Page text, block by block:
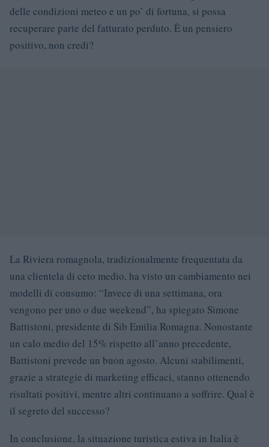
delle condizioni meteo e un po’ di fortuna, si possa
recuperare parte del fatturato perduto. È un pensiero
positivo, non credi?
La Riviera romagnola, tradizionalmente frequentata da
una clientela di ceto medio, ha visto un cambiamento nei
modelli di consumo: “Invece di una settimana, ora
vengono per uno o due weekend”, ha spiegato Simone
Battistoni, presidente di Sib Emilia Romagna. Nonostante
un calo medio del 15% rispetto all’anno precedente,
Battistoni prevede un buon agosto. Alcuni stabilimenti,
grazie a strategie di marketing efficaci, stanno ottenendo
risultati positivi, mentre altri continuano a soffrire. Qual è
il segreto del successo?
In conclusione, la situazione turistica estiva in Italia è